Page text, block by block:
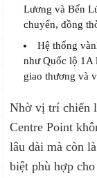
Lương và Bến
chuyển, đồng
Hệ thống
như Quốc lộ 1A
giao thương và
Nhờ vị trí chiến
Centre Point
lâu dài mà còn
biệt phù hợp